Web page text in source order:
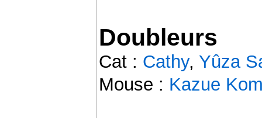
Doubleurs
Cat : Cathy, Yûza
Mouse : Kazue